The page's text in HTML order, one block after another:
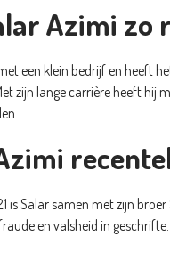
Azimi zo
een klein bedrijf en heeft
zijn lange carrière heeft hij
is Salar samen met zijn
en valsheid in geschrifte.